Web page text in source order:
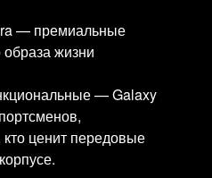
— премиальные
образа жизни
— Galaxy
ценит передовые